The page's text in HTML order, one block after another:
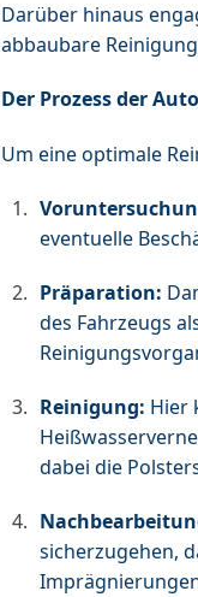
Darüber hinaus
abbaubare
Der Prozess der
Um eine optimale
eventuelle
Präparation:
des Fahrzeugs
Reinigung: Hier
dabei die
sicherzugehen,